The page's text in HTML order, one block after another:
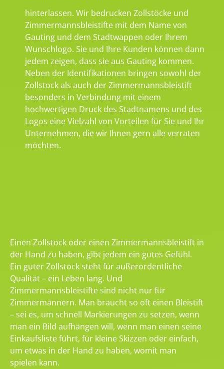
hinterlassen. Wir bedrucken Zollstöcke und
Zimmermannsbleistifte mit dem Name von
Gauting und dem Stadtwappen oder Ihrem
Wunschlogo. Sie und Ihre Kunden können dann
jedem zeigen, dass sie aus Gauting kommen.
Neben der Identifikationen bringen sowohl der
Zollstock als auch der Zimmermannsbleistift
besonders in Verbindung mit einem
hochwertigen Druck des Stadtnamens und des
Logos eine Vielzahl von Vorteilen für Sie und Ihr
Unternehmen, die wir Ihnen gern alle verraten
möchten.
Einen Zollstock oder einen Zimmermannsbleistift in
der Hand zu haben, gibt jedem ein gutes Gefühl.
Ein guter Zollstock steht für außerordentliche
Qualität – ein Leben lang. Und
Zimmermannsbleistifte sind nicht nur für
Zimmermännern. Man braucht so oft einen Bleistift
– sei es, um schnell Markierungen zu setzen, wenn
man ein Bild aufhängen will, wenn man einen seine
Einkaufsliste führt, für kleine Skizzen oder einfach,
um etwas in der Hand zu haben, womit man
spielen kann.